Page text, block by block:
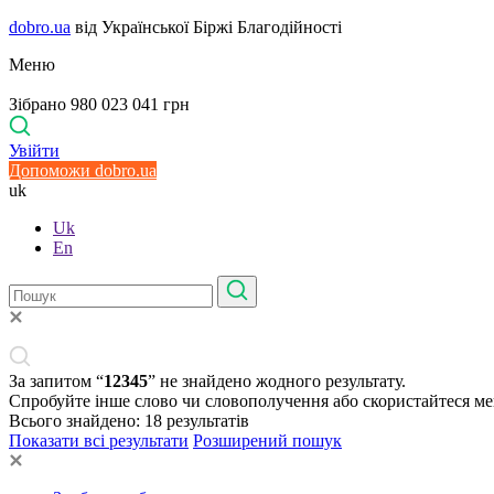
dobro.ua від Української Біржі Благодійності
Меню
Зібрано 980 023 041 грн
Увійти
Допоможи dobro.ua
uk
Uk
En
За запитом “12345” не знайдено жодного результату.
Спробуйте інше слово чи словополучення або скористайтеся
Всього знайдено: 18 результатів
Показати всі результати Розширений пошук